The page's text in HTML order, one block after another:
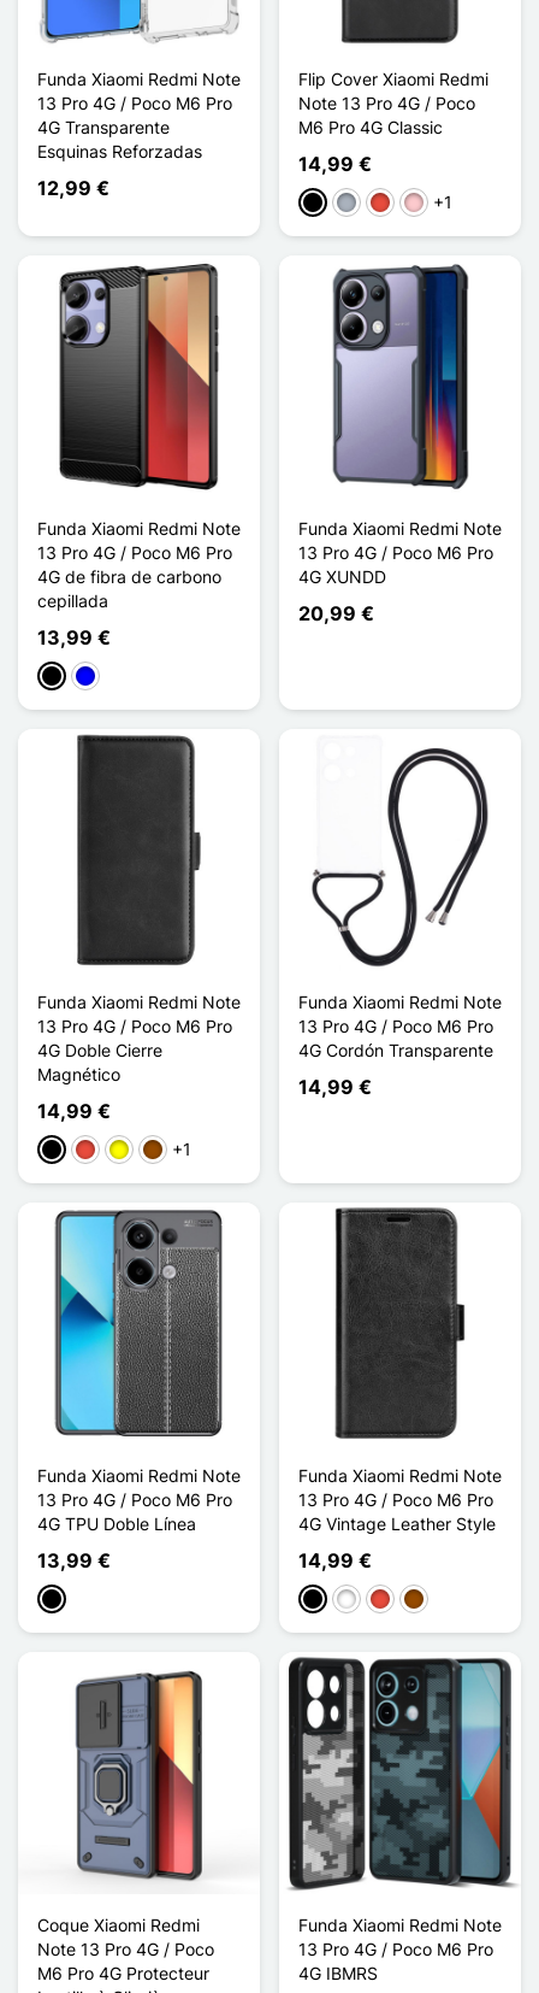
Funda Xiaomi Redmi Note
13 Pro 4G / Poco M6 Pro
4G Transparente
Esquinas Reforzadas
12,99 €
Flip Cover Xiaomi Redmi
Note 13 Pro 4G / Poco
M6 Pro 4G Classic
14,99 €
NegroGris RojoRosa+1
Funda Xiaomi Redmi Note
13 Pro 4G / Poco M6 Pro
4G de fibra de carbono
cepillada
13,99 €
NegroAzul
Funda Xiaomi Redmi Note
13 Pro 4G / Poco M6 Pro
4G XUNDD
20,99 €
Funda Xiaomi Redmi Note
13 Pro 4G / Poco M6 Pro
4G Doble Cierre
Magnético
14,99 €
NegroRojoAmarilloMarrón
+1
Funda Xiaomi Redmi Note
13 Pro 4G / Poco M6 Pro
4G Cordón Transparente
14,99 €
Funda Xiaomi Redmi Note
13 Pro 4G / Poco M6 Pro
4G TPU Doble Línea
13,99 €
Negro
Funda Xiaomi Redmi Note
13 Pro 4G / Poco M6 Pro
4G Vintage Leather Style
14,99 €
NegroBlancoRojoMarrón
Coque Xiaomi Redmi
Note 13 Pro 4G / Poco
M6 Pro 4G Protecteur
Funda Xiaomi Redmi Note
13 Pro 4G / Poco M6 Pro
4G IBMRS